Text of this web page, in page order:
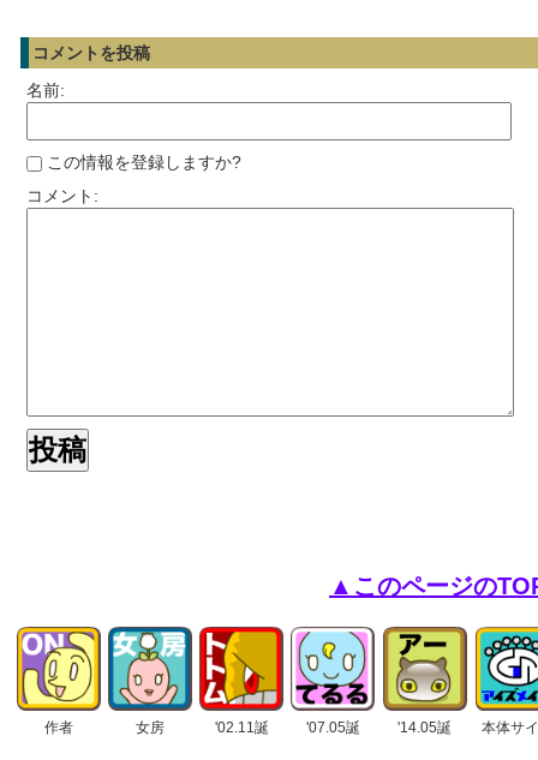
コメントを投稿
名前:
この情報を登録しますか?
コメント:
▲このページの
作者 女房 '02.11誕 '07.05誕 '14.05誕 本体サ